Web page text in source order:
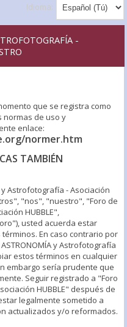
Idioma:
-
que se registra como
normas de uso y
enlace:
normer.htm
TAMBIÉN
y Astrofotografía - Asociación
"nos", "nuestro", "Foro de
HUBBLE",
usted acuerda estar
En caso contrario por
y Astrofotografía
estos términos en cualquier
embargo sería prudente que
Seguir registrado a "Foro
HUBBLE" después de
legalmente sometido a
actualizados y/o reformados.